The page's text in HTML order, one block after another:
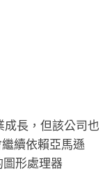
成長，但該公司也
續依賴亞馬遜
圖形處理器